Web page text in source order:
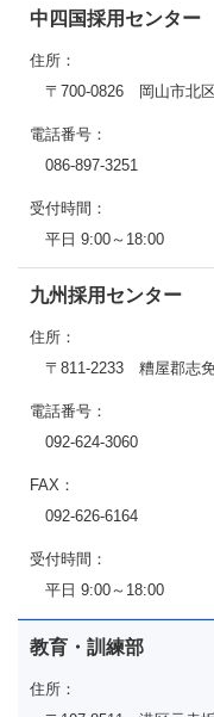
中四国採用センター
住所：
〒700-0826 岡山市北
電話番号：
086-897-3251
受付時間：
平日 9:00～18:00
九州採用センター
住所：
〒811-2233 糟屋郡志
電話番号：
092-624-3060
FAX：
092-626-6164
受付時間：
平日 9:00～18:00
教育・訓練部
住所：